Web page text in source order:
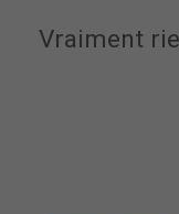
Vraiment